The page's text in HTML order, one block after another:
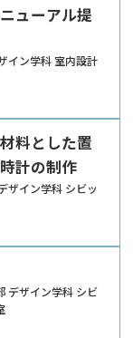
ューアル提
イン学科 室内設計
料とした置
計の制作
ザイン学科 シビッ
デザイン学科 シビ